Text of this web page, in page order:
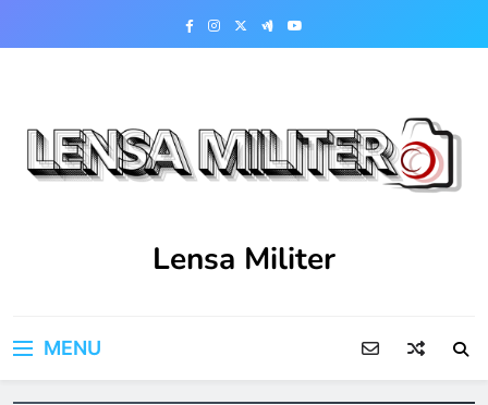
Lensa Militer
MENU